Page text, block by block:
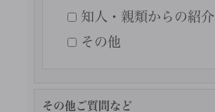
知人・親類からの紹介
その他
その他ご質問など